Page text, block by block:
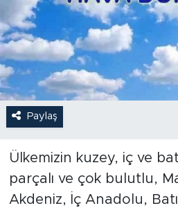
Paylaş
Ülkemizin kuzey, iç ve
parçalı ve çok bulutlu,
Akdeniz, İç Anadolu,